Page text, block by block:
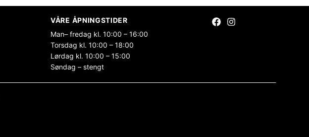
VÅRE ÅPNINGSTIDER
Man– fredag kl. 10:00 – 16:00
Torsdag kl. 10:00 – 18:00
Lørdag kl. 10:00 – 15:00
Søndag – stengt